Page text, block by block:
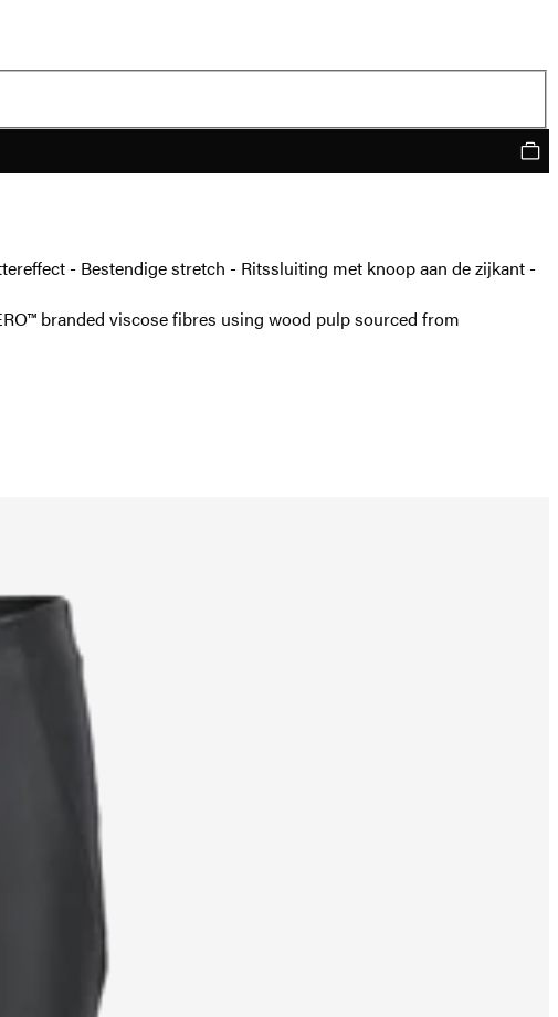
- Bestendige stretch - Ritssluiting met knoop aan de zijkant -
branded viscose fibres using wood pulp sourced from